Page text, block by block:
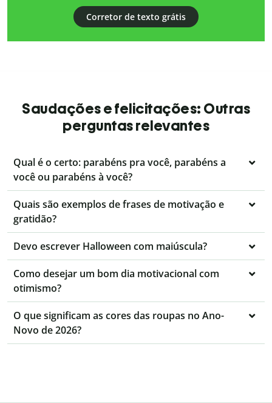
Corretor de texto grátis
Saudações e felicitações: Outras
perguntas relevantes
Qual é o certo: parabéns pra você, parabéns a
você ou parabéns à você?
Quais são exemplos de frases de motivação e
gratidão?
Devo escrever Halloween com maiúscula?
Como desejar um bom dia motivacional com
otimismo?
O que significam as cores das roupas no Ano-
Novo de 2026?